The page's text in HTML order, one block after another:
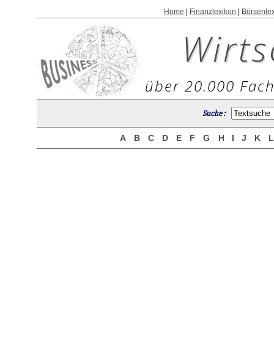
Home Finanzlexikon
über 20.000
Suche :
A B C D E F G H I J K